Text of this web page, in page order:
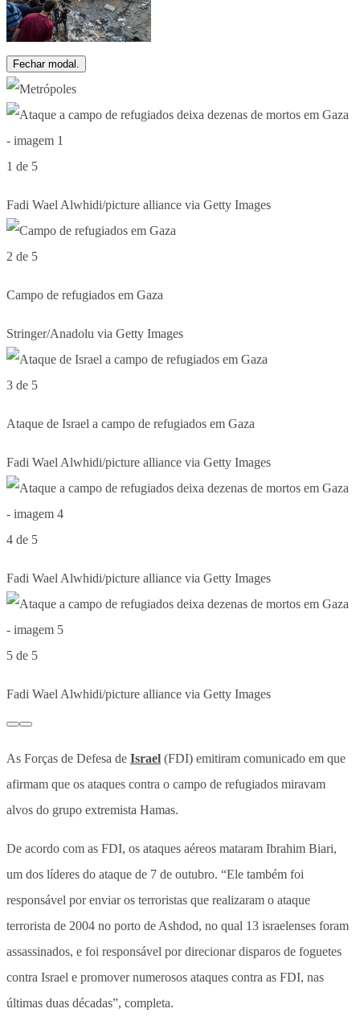
Fechar modal.
1 de 5
Fadi Wael Alwhidi/picture alliance via Getty Images
2 de 5
Campo de refugiados em Gaza
Stringer/Anadolu via Getty Images
3 de 5
Ataque de Israel a campo de refugiados em Gaza
Fadi Wael Alwhidi/picture alliance via Getty Images
4 de 5
Fadi Wael Alwhidi/picture alliance via Getty Images
5 de 5
Fadi Wael Alwhidi/picture alliance via Getty Images
As Forças de Defesa de Israel (FDI) emitiram comunicado em que
afirmam que os ataques contra o campo de refugiados miravam
alvos do grupo extremista Hamas.
De acordo com as FDI, os ataques aéreos mataram Ibrahim Biari,
um dos líderes do ataque de 7 de outubro. “Ele também foi
responsável por enviar os terroristas que realizaram o ataque
terrorista de 2004 no porto de Ashdod, no qual 13 israelenses foram
assassinados, e foi responsável por direcionar disparos de foguetes
contra Israel e promover numerosos ataques contra as FDI, nas
últimas duas décadas”, completa.